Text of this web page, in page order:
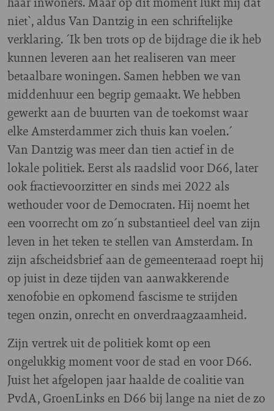
niet`, aldus Van Dantzig in een schriftelijke
verklaring. ´Ik ben trots op de bijdrage die ik heb
kunnen leveren aan het realiseren van meer
betaalbare woningen. Samen hebben we van
middenhuur een begrip gemaakt. We hebben
gewerkt aan de buurten van de toekomst waar
elke Amsterdammer zich thuis kan voelen.´
Van Dantzig was meer dan tien actief in de
lokale politiek. Eerst als raadslid voor D66, later
ook fractievoorzitter en sinds mei 2022 als
wethouder voor de Democraten. Hij noemt het
een voorrecht om zo´n substantieel deel van zijn
leven in het teken te stellen van Amsterdam. In
zijn afscheidsbrief aan de gemeenteraad roept hij
op juist in deze tijden van aanwakkerende
xenofobie en opkomend fascisme te strijden
tegen onzin, onrecht en onverdraagzaamheid.
Zijn vertrek uit de politiek komt op een
ongelukkig moment voor de stad en voor D66.
Juist het afgelopen jaar haalde de coalitie van
PvdA, GroenLinks en D66 bij lange na niet de zo